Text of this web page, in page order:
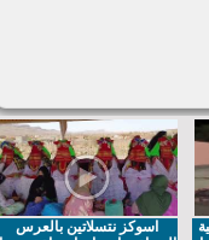
اسوكز نتسلاتين بالعرس